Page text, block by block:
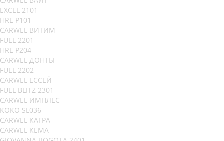
EXCEL 2101
HRE P101
CARWEL ВИТИМ
FUEL 2201
HRE P204
CARWEL ДОНТЫ
FUEL 2202
CARWEL ЕССЕЙ
FUEL BLITZ 2301
CARWEL ИМПЛЕС
KOKO SL036
CARWEL КАГРА
CARWEL КЕМА